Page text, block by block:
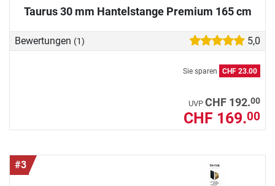
Taurus 30 mm Hantelstange Premium 165 cm
Bewertungen (1) 5,0
Sie sparen CHF 23.00
UVP CHF 192.00
CHF 169.00
#3